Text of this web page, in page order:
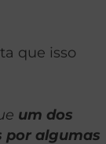
que isso
um dos
por algumas